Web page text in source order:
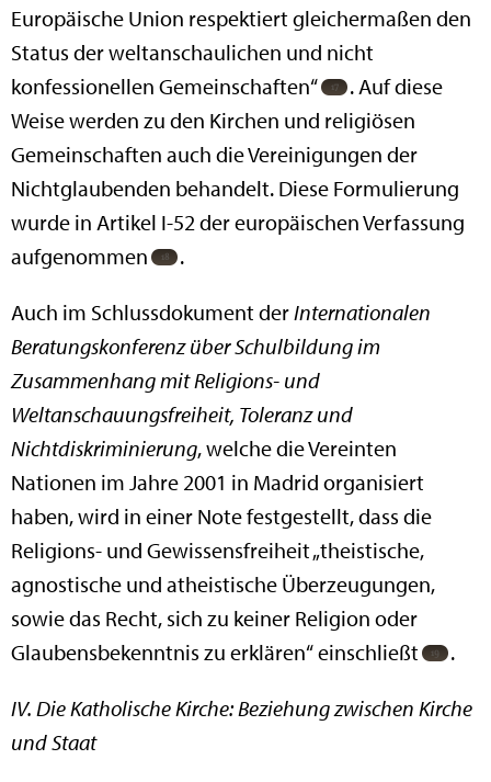
Europäische Union respektiert gleichermaßen den
Status der weltanschaulichen und nicht
konfessionellen Gemeinschaften“
. Auf diese
Weise werden zu den Kirchen und religiösen
Gemeinschaften auch die Vereinigungen der
Nichtglaubenden behandelt. Diese Formulierung
wurde in Artikel I-52 der europäischen Verfassung
aufgenommen
.
Auch im Schlussdokument derInternationalen
Beratungskonferenz über Schulbildung im
Zusammenhang mit Religions- und
Weltanschauungsfreiheit, Toleranz und
Nichtdiskriminierung, welche die Vereinten
Nationen im Jahre 2001 in Madrid organisiert
haben, wird in einer Note festgestellt, dass die
Religions- und Gewissensfreiheit „theistische,
agnostische und atheistische Überzeugungen,
sowie das Recht, sich zu keiner Religion oder
Glaubensbekenntnis zu erklären“ einschließt
.
IV. Die Katholische Kirche: Beziehung zwischen Kirche
und Staat